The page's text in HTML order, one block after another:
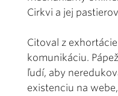
Cirkvi a jej
Citoval z
komunikáciu.
ľudí, aby
existenciu na